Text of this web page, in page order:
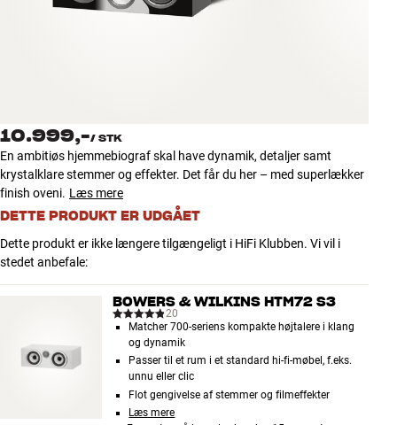
NYHEDER
TILBUD
Find Butik
Kundeservice
10.999,-/ STK
En ambitiøs hjemmebiograf skal have dynamik, detaljer samt
krystalklare stemmer og effekter. Det får du her – med superlækker
finish oveni. Læs mere
DETTE PRODUKT ER UDGÅET
Dette produkt er ikke længere tilgængeligt i HiFi Klubben. Vi vil i
stedet anbefale:
BOWERS & WILKINS HTM72 S3
20
Matcher 700-seriens kompakte højtalere i klang
og dynamik
Passer til et rum i et standard hi-fi-møbel, f.eks.
unnu eller clic
Flot gengivelse af stemmer og filmeffekter
Læs mere